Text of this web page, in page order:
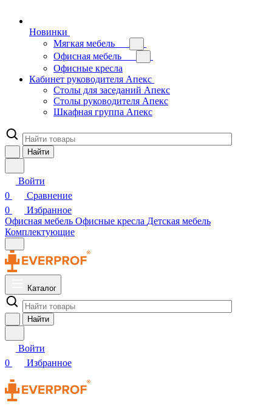
Новинки
Мягкая мебель
Офисная мебель
Офисные кресла
Кабинет руководителя Апекс
Столы для заседаний Апекс
Столы руководителя Апекс
Шкафная группа Апекс
Найти
Войти
0
Сравнение
0
Избранное
Офисная мебель Офисные кресла Детская мебель
Комплектующие
Каталог
Найти
Войти
0
Избранное